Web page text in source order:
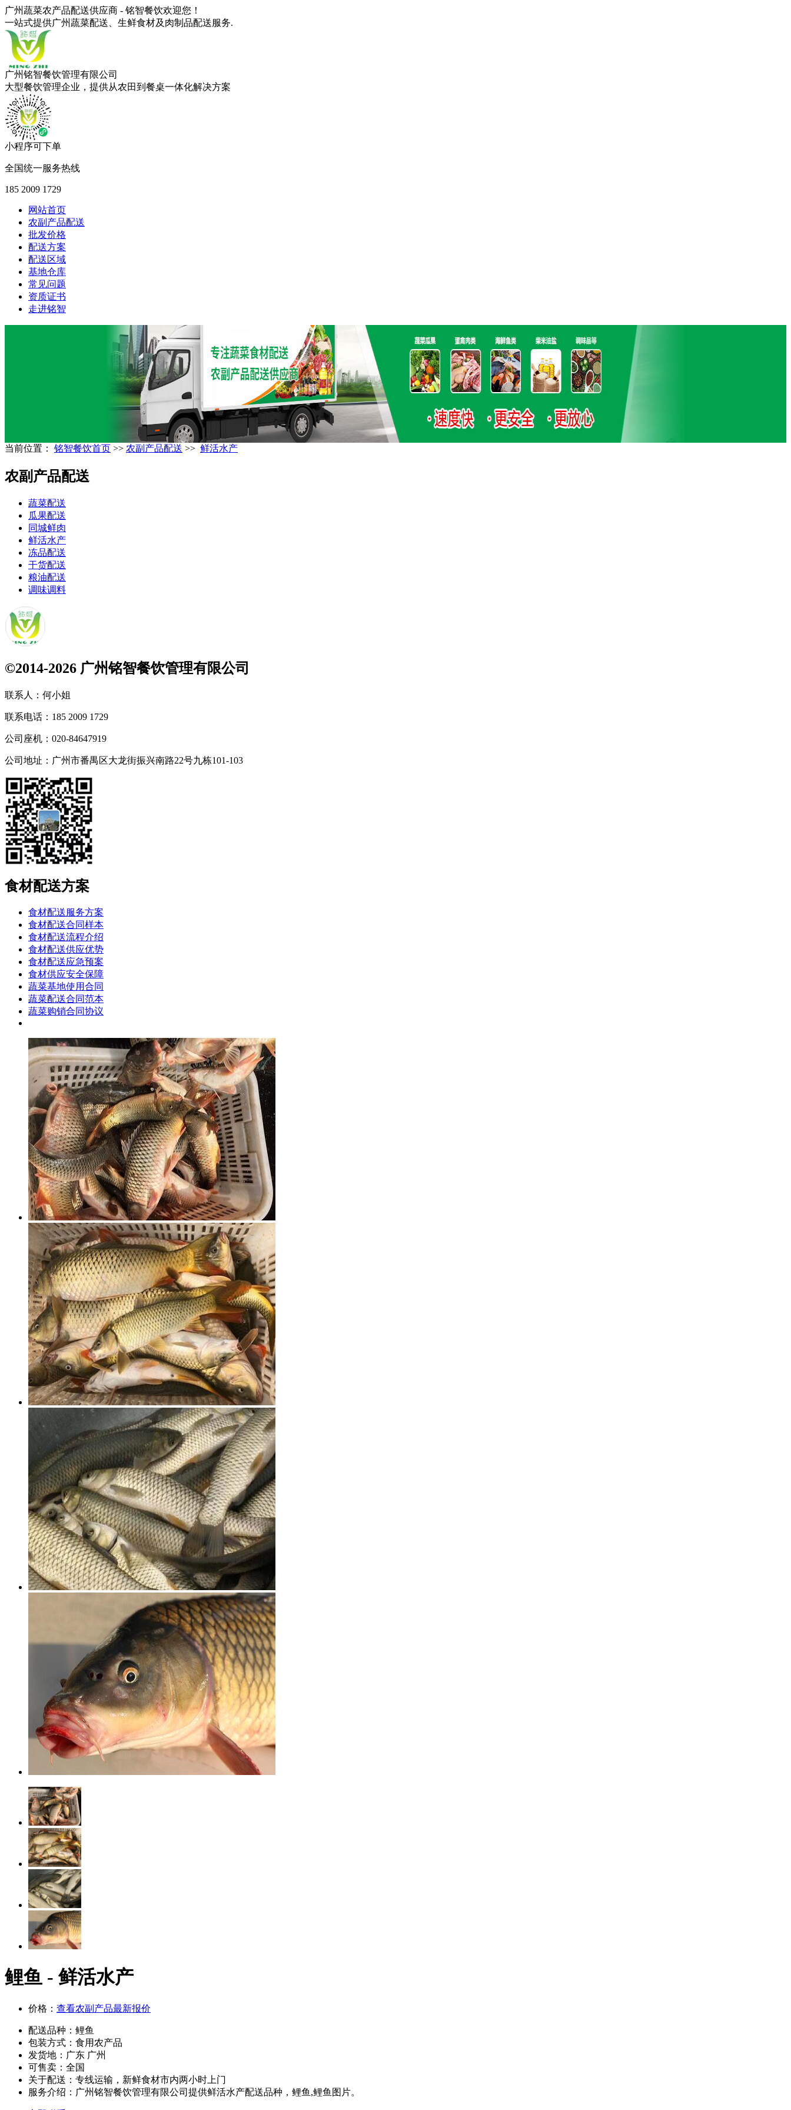
广州蔬菜农产品配送供应商 - 铭智餐饮欢迎您！
一站式提供广州蔬菜配送、生鲜食材及肉制品配送服务.
广州铭智餐饮管理有限公司
大型餐饮管理企业，提供从农田到餐桌一体化解决方案
小程序可下单
全国统一服务热线
185 2009 1729
网站首页
农副产品配送
批发价格
配送方案
配送区域
基地仓库
常见问题
资质证书
走进铭智
当前位置： 铭智餐饮首页 >> 农副产品配送 >> 鲜活水产
农副产品配送
蔬菜配送
瓜果配送
同城鲜肉
鲜活水产
冻品配送
干货配送
粮油配送
调味调料
©2014-2026 广州铭智餐饮管理有限公司
联系人： 何小姐
联系电话： 185 2009 1729
公司座机： 020-84647919
公司地址： 广州市番禺区大龙街振兴南路22号九栋101-103
食材配送方案
食材配送服务方案
食材配送合同样本
食材配送流程介绍
食材配送供应优势
食材配送应急预案
食材供应安全保障
蔬菜基地使用合同
蔬菜配送合同范本
蔬菜购销合同协议
鲤鱼 - 鲜活水产
价格： 查看农副产品最新报价
配送品种： 鲤鱼
包装方式： 食用农产品
发货地： 广东 广州
可售卖： 全国
关于配送： 专线运输，新鲜食材市内两小时上门
服务介绍： 广州铭智餐饮管理有限公司提供鲜活水产配送品种，鲤鱼,鲤鱼图片。